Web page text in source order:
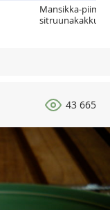
Mansikka-piimä-
sitruunakakkua
43 665